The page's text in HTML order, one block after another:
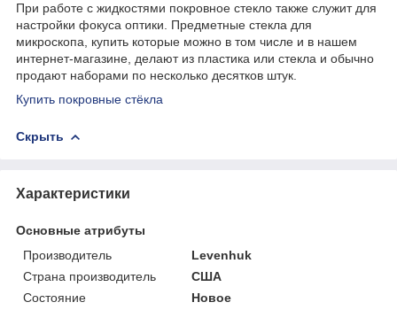
При работе с жидкостями покровное стекло также служит для
настройки фокуса оптики. Предметные стекла для
микроскопа, купить которые можно в том числе и в нашем
интернет-магазине, делают из пластика или стекла и обычно
продают наборами по несколько десятков штук.
Купить покровные стёкла
Скрыть
Характеристики
Основные атрибуты
Производитель
Levenhuk
Страна производитель
США
Состояние
Новое